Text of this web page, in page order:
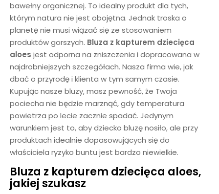
bawełny organicznej. To idealny produkt dla tych,
którym natura nie jest obojętna. Jednak troska o
planetę nie musi wiązać się ze stosowaniem
produktów gorszych. Bluza z kapturem dziecięca
aloes jest odporna na zniszczenia i dopracowana w
najdrobniejszych szczegółach. Nasza firma wie, jak
dbać o przyrodę i klienta w tym samym czasie.
Kupując nasze bluzy, masz pewność, że Twoja
pociecha nie będzie marznąć, gdy temperatura
powietrza po lecie zacznie spadać. Jedynym
warunkiem jest to, aby dziecko bluzę nosiło, ale przy
produktach idealnie dopasowujących się do
właściciela ryzyko buntu jest bardzo niewielkie.
Bluza z kapturem dziecięca aloes,
jakiej szukasz